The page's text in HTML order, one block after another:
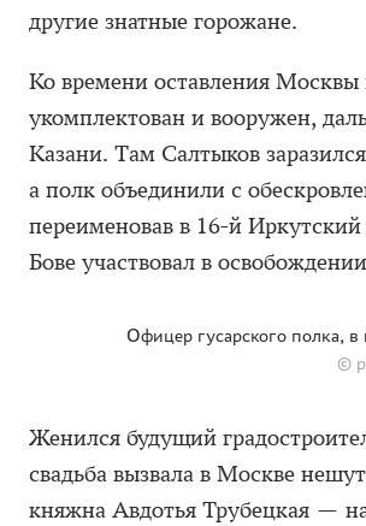
другие знатные горожане.
Ко времени оставления
укомплектован и вооружен,
Казани. Там Салтыков
а полк объединили с
переименовав в 16-й
Бове участвовал в
Офицер гусарского полка,
©
Женился будущий
свадьба вызвала в Москве
княжна Авдотья Трубецкая —